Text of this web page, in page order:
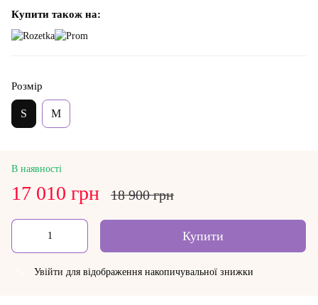
Купити також на:
Розмір
S M
В наявності
17 010 грн 18 900 грн
Купити
Увійти для відображення накопичувальної знижки